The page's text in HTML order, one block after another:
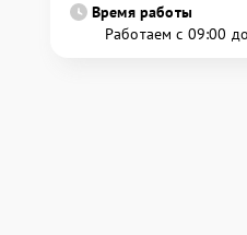
Время работы
Работаем с 09:00